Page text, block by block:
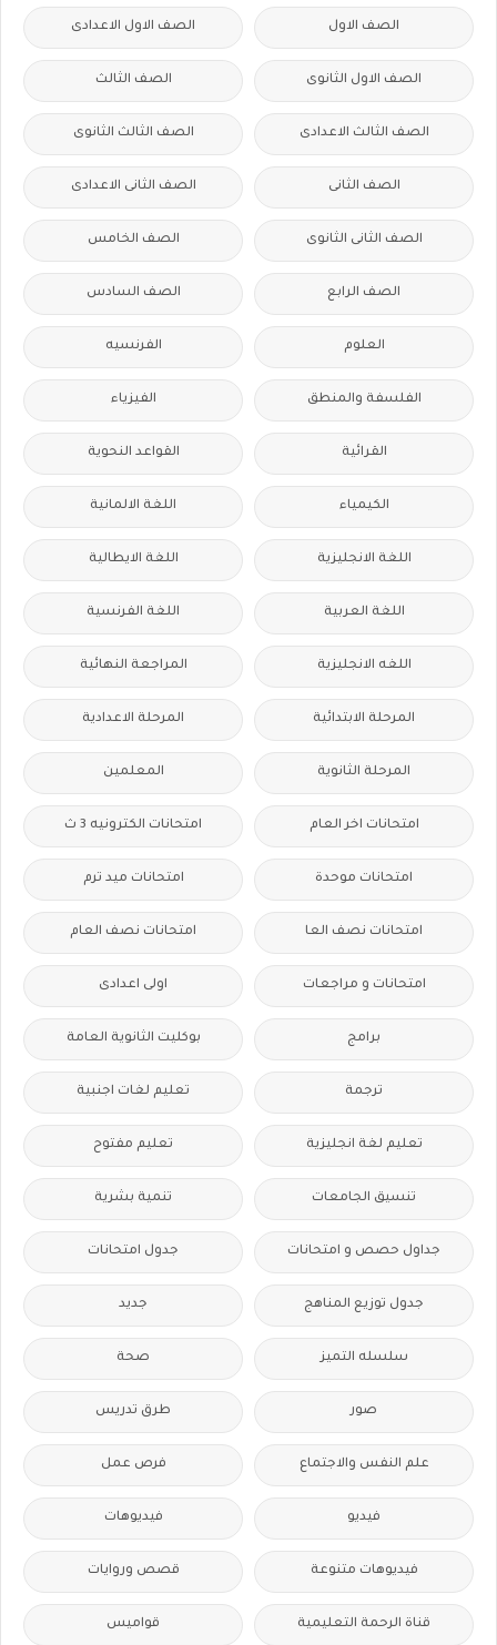
الصف الاول الصف الاول الاعدادى
الصف الاول الثانوى الصف الثالث
الصف الثالث الاعدادى الصف الثالث الثانوى
الصف الثانى الصف الثانى الاعدادى
الصف الثانى الثانوى الصف الخامس
الصف الرابع الصف السادس
العلوم الفرنسيه
الفلسفة والمنطق الفيزياء
القرائية القواعد النحوية
الكيمياء اللغة الالمانية
اللغة الانجليزية اللغة الايطالية
اللغة العربية اللغة الفرنسية
اللغه الانجليزية المراجعة النهائية
المرحلة الابتدائية المرحلة الاعدادية
المرحلة الثانوية المعلمين
امتحانات اخر العام امتحانات الكترونيه 3 ث
امتحانات موحدة امتحانات ميد ترم
امتحانات نصف العا امتحانات نصف العام
امتحانات و مراجعات اولى اعدادى
برامج بوكليت الثانوية العامة
ترجمة تعليم لغات اجنبية
تعليم لغة انجليزية تعليم مفتوح
تنسيق الجامعات تنمية بشرية
جداول حصص و امتحانات جدول امتحانات
جدول توزيع المناهج جديد
سلسله التميز صحة
صور طرق تدريس
علم النفس والاجتماع فرص عمل
فيديو فيديوهات
فيديوهات متنوعة قصص وروايات
قناة الرحمة التعليمية قواميس